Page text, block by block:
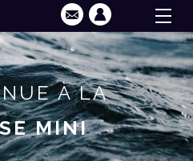
À LA
MINI